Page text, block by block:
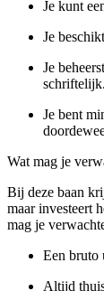
Je kunt
Je
Je
schriftelijk.
Je bent
Wat mag je
Bij deze baan
maar investeert
mag je
Een bruto
Altijd